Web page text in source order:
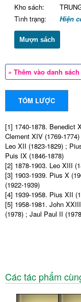
Kho sách:
Tình trạng:
Hiện
Mượn sách
» Thêm vào danh
TÓM LƯỢC
[1] 1740-1878. Benedict
Clement XIV (1769-
Leo XII (1823-1829) ;
Puis IX (1846-1878)
[2] 1878-1903. Leo XIII
[3] 1903-1939. Pius X
(1922-1939)
[4] 1939-1958. Pius XII
[5] 1958-1981. John
(1978) ; Jaul Paul II
Các tác phẩm